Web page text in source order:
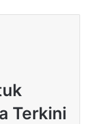
Terkini